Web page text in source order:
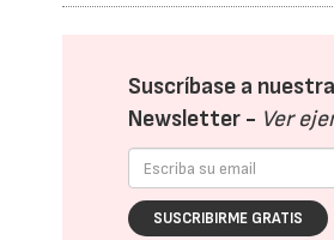
Suscríbase a nuestra
Newsletter - Ver
SUSCRIBIRME GRATIS